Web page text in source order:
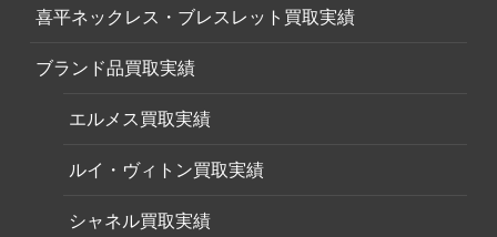
喜平ネックレス・ブレスレット買取実績
ブランド品買取実績
エルメス買取実績
ルイ・ヴィトン買取実績
シャネル買取実績